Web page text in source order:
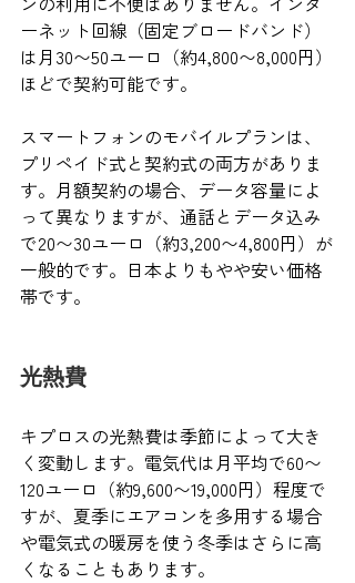
ーネット回線（固定ブロードバンド）
は月30〜50ユーロ（約4,800〜8,000円）
ほどで契約可能です。
スマートフォンのモバイルプランは、
プリペイド式と契約式の両方がありま
す。月額契約の場合、データ容量によ
って異なりますが、通話とデータ込み
で20〜30ユーロ（約3,200〜4,800円）が
一般的です。日本よりもやや安い価格
帯です。
光熱費
キプロスの光熱費は季節によって大き
く変動します。電気代は月平均で60〜
120ユーロ（約9,600〜19,000円）程度で
すが、夏季にエアコンを多用する場合
や電気式の暖房を使う冬季はさらに高
くなることもあります。